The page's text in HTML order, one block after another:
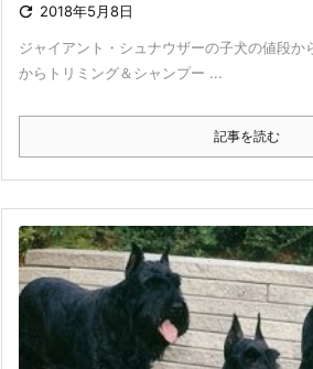
 2018年5月8日
ジャイアント・シュナウザーの子犬の値段か
からトリミング＆シャンプー ...
記事を読む